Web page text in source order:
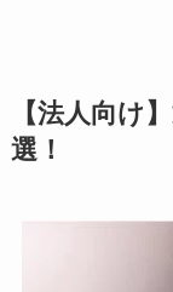
【法人向け
選！